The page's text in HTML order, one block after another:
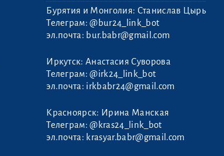
Бурятия и Монголия: Станислав Цырь
Телеграм:@bur24_link_bot
эл.почта: bur.babr@gmail.com
Иркутск: Анастасия Суворова
Телеграм:@irk24_link_bot
эл.почта: irkbabr24@gmail.com
Красноярск: Ирина Манская
Телеграм:@kras24_link_bot
эл.почта: krasyar.babr@gmail.com